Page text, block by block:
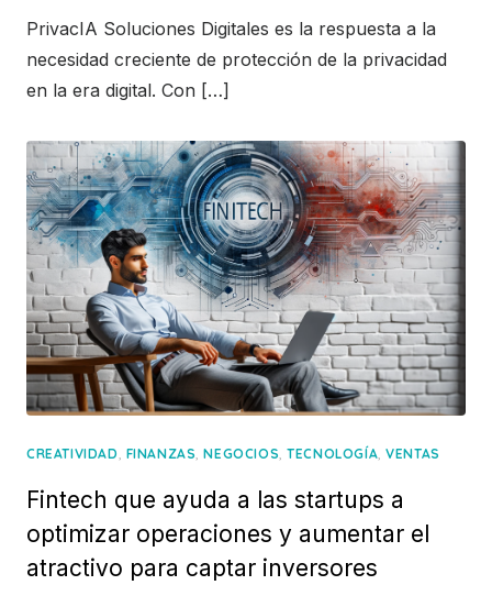
PrivacIA Soluciones Digitales es la respuesta a la
necesidad creciente de protección de la privacidad
en la era digital. Con […]
CREATIVIDAD, FINANZAS,NEGOCIOS,TECNOLOGÍA,VENTAS
Fintech que ayuda a las startups a
optimizar operaciones y aumentar el
atractivo para captar inversores